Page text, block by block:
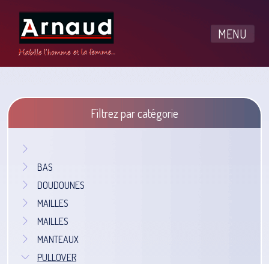
MENU
Filtrez par catégorie
BAS
DOUDOUNES
MAILLES
MAILLES
MANTEAUX
PULLOVER